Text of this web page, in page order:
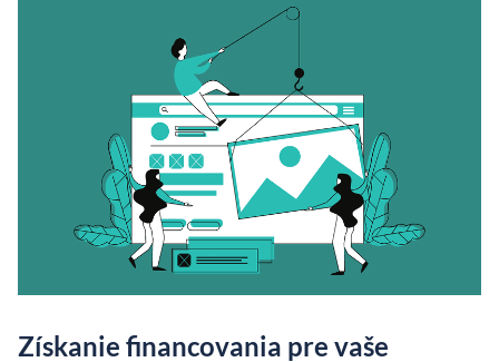
Získanie financovania pre vaše